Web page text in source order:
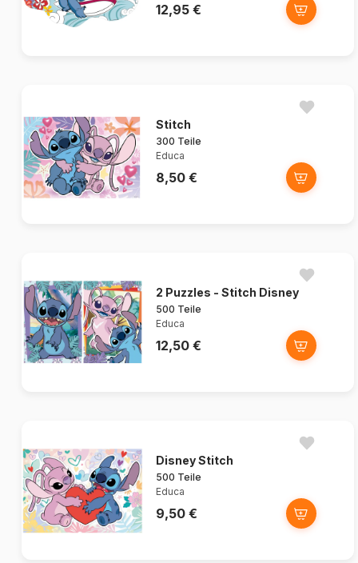
12,95 €
Stitch
300 Teile
Educa
8,50 €
2 Puzzles - Stitch Disney
500 Teile
Educa
12,50 €
Disney Stitch
500 Teile
Educa
9,50 €